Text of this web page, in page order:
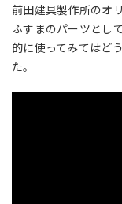
前田建具製作所のオ
ふすまのパーツとし
的に使ってみてはど
た。